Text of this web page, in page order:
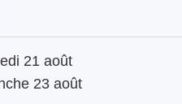
21 août
23 août